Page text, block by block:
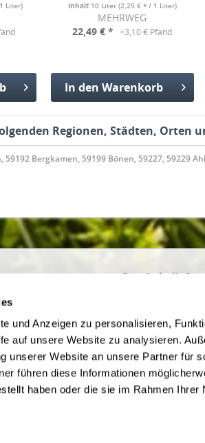
und Anzeigen zu personalisieren,
auf unsere Website zu analysieren.
unserer Website an unsere Partner für
führen diese Informationen
haben oder die sie im Rahmen Ihrer
Liter) Inhalt 10 Liter (2,25 € * / 1 Liter)
MEHRWEG
22,49 € *
+3,10 € Pfand
In den Warenkorb
Hinzugefügt
Regionen, Städten, Orten
Bergkamen, 59199 Bönen, 59227, 59229
in Werne und
Weg zu Ihren
Datenschutz des
Kontaktdaten